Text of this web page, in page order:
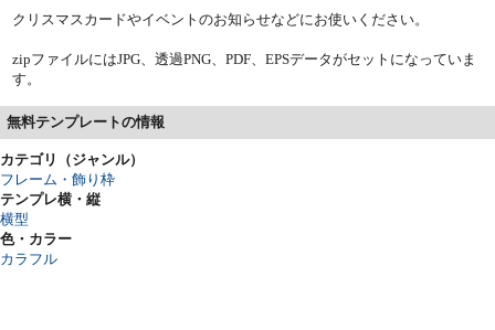
クリスマスカードやイベントのお知らせなどにお使いください。
zipファイルにはJPG、透過PNG、PDF、EPSデータがセットになっていま
す。
無料テンプレートの情報
カテゴリ（ジャンル）
フレーム・飾り枠
テンプレ横・縦
横型
色・カラー
カラフル